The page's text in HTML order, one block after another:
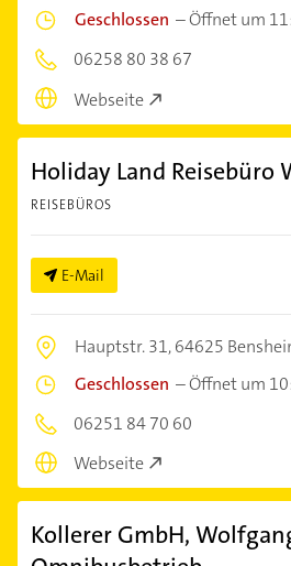
Geschlossen –Öffnet um
06258 80 38 67
Webseite
Holiday Land Reisebüro
REISEBÜROS
E-Mail
Hauptstr. 31,64625
Geschlossen –Öffnet um
06251 84 70 60
Webseite
Kollerer GmbH,